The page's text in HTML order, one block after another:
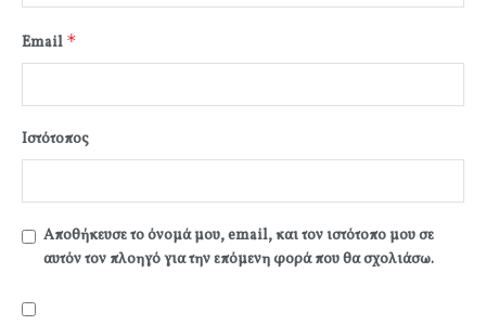
Email *
Ιστότοπος
Αποθήκευσε το όνομά μου, email, και τον ιστότοπο μου σε
αυτόν τον πλοηγό για την επόμενη φορά που θα σχολιάσω.